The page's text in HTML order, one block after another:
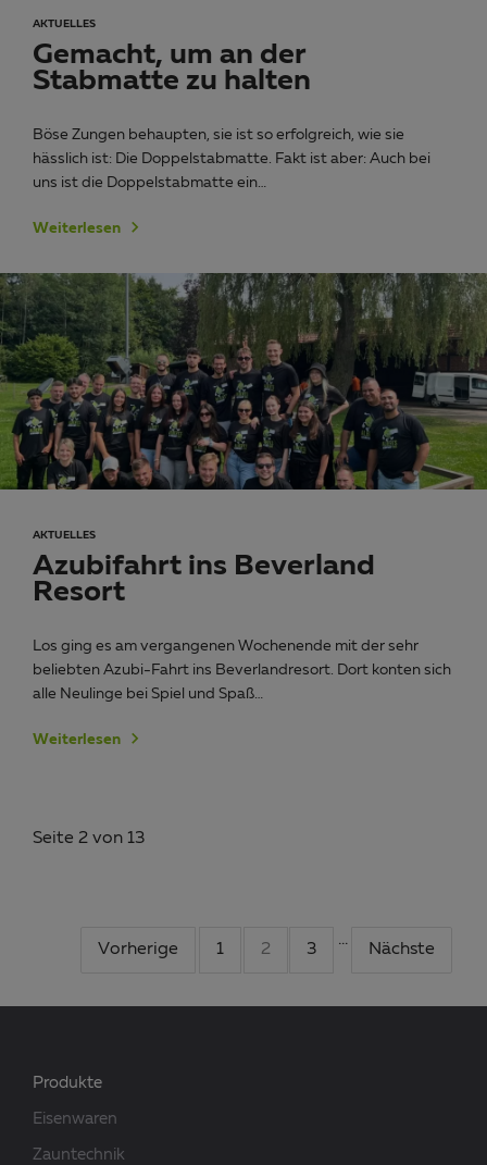
AKTUELLES
Gemacht, um an der
Stabmatte zu halten
Böse Zungen behaupten, sie ist so erfolgreich, wie sie
hässlich ist: Die Doppelstabmatte. Fakt ist aber: Auch bei
uns ist die Doppelstabmatte ein…
Weiterlesen
AKTUELLES
Azubifahrt ins Beverland
Resort
Los ging es am vergangenen Wochenende mit der sehr
beliebten Azubi-Fahrt ins Beverlandresort. Dort konten sich
alle Neulinge bei Spiel und Spaß…
Weiterlesen
Seite 2 von 13
Vorherige 1 2 3
…
Nächste
Produkte
Eisenwaren
Zauntechnik